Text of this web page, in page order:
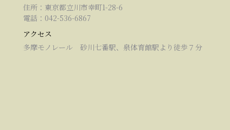
住所：東京都立川市幸町1-28-6
電話：042-536-6867
アクセス
多摩モノレール 砂川七番駅、泉体育館駅より徒歩７分